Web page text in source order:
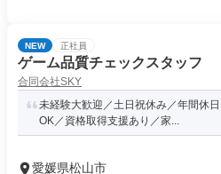
NEW 正社員
ゲーム品質チェックスタッフ
合同会社SKY
未経験大歓迎／土日祝休み／年間休
OK／資格取得支援あり／家...
愛媛県松山市